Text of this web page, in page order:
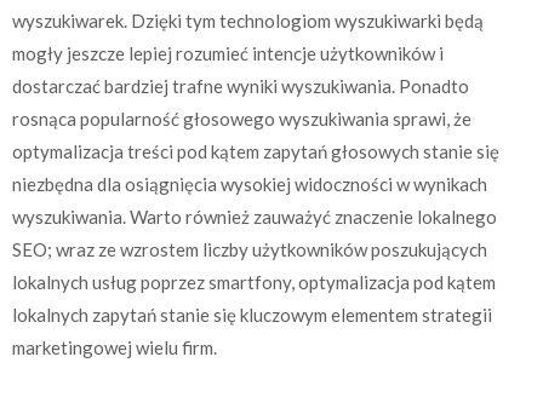
wyszukiwarek. Dzięki tym technologiom wyszukiwarki będą
mogły jeszcze lepiej rozumieć intencje użytkowników i
dostarczać bardziej trafne wyniki wyszukiwania. Ponadto
rosnąca popularność głosowego wyszukiwania sprawi, że
optymalizacja treści pod kątem zapytań głosowych stanie się
niezbędna dla osiągnięcia wysokiej widoczności w wynikach
wyszukiwania. Warto również zauważyć znaczenie lokalnego
SEO; wraz ze wzrostem liczby użytkowników poszukujących
lokalnych usług poprzez smartfony, optymalizacja pod kątem
lokalnych zapytań stanie się kluczowym elementem strategii
marketingowej wielu firm.